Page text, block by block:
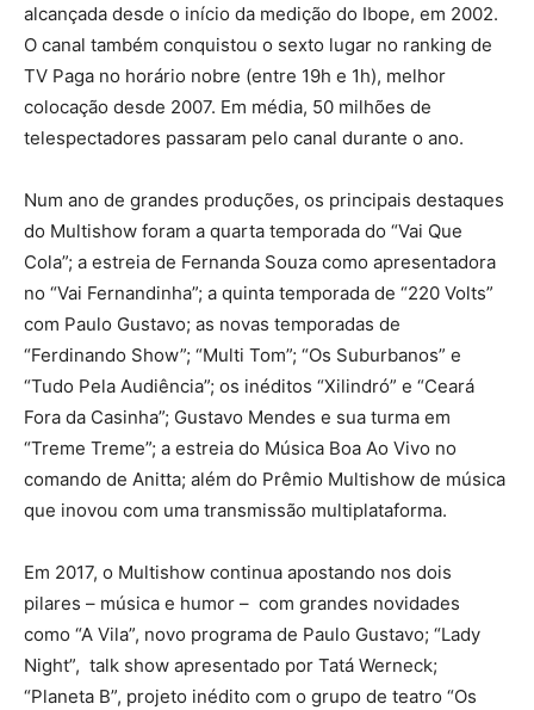
alcançada desde o início da medição do Ibope, em 2002.
O canal também conquistou o sexto lugar no ranking de
TV Paga no horário nobre (entre 19h e 1h), melhor
colocação desde 2007. Em média, 50 milhões de
telespectadores passaram pelo canal durante o ano.
Num ano de grandes produções, os principais destaques
do Multishow foram a quarta temporada do “Vai Que
Cola”; a estreia de Fernanda Souza como apresentadora
no “Vai Fernandinha”; a quinta temporada de “220 Volts”
com Paulo Gustavo; as novas temporadas de
“Ferdinando Show”; “Multi Tom”; “Os Suburbanos” e
“Tudo Pela Audiência”; os inéditos “Xilindró” e “Ceará
Fora da Casinha”; Gustavo Mendes e sua turma em
“Treme Treme”; a estreia do Música Boa Ao Vivo no
comando de Anitta; além do Prêmio Multishow de música
que inovou com uma transmissão multiplataforma.
Em 2017, o Multishow continua apostando nos dois
pilares – música e humor – com grandes novidades
como “A Vila”, novo programa de Paulo Gustavo; “Lady
Night”, talk show apresentado por Tatá Werneck;
“Planeta B”, projeto inédito com o grupo de teatro “Os